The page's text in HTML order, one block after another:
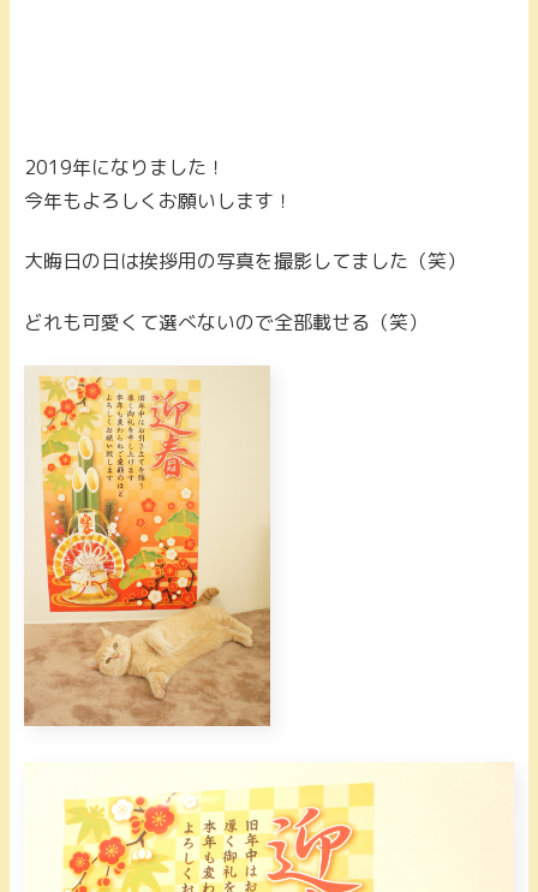
2019年になりました！
今年もよろしくお願いします！
大晦日の日は挨拶用の写真を撮影してました（笑）
どれも可愛くて選べないので全部載せる（笑）